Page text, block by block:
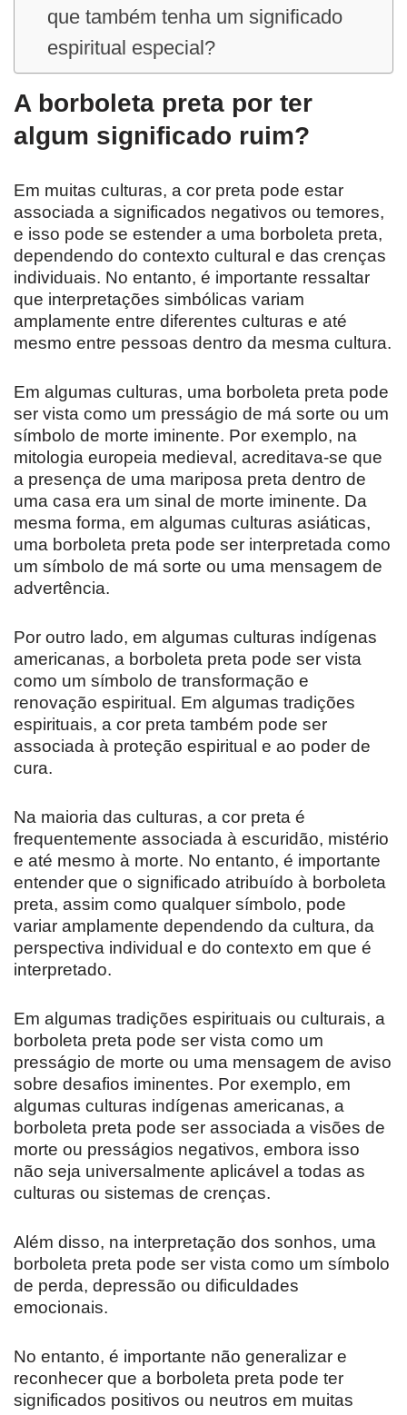
que também tenha um significado
espiritual especial?
A borboleta preta por ter
algum significado ruim?
Em muitas culturas, a cor preta pode estar
associada a significados negativos ou temores,
e isso pode se estender a uma borboleta preta,
dependendo do contexto cultural e das crenças
individuais. No entanto, é importante ressaltar
que interpretações simbólicas variam
amplamente entre diferentes culturas e até
mesmo entre pessoas dentro da mesma cultura.
Em algumas culturas, uma borboleta preta pode
ser vista como um presságio de má sorte ou um
símbolo de morte iminente. Por exemplo, na
mitologia europeia medieval, acreditava-se que
a presença de uma mariposa preta dentro de
uma casa era um sinal de morte iminente. Da
mesma forma, em algumas culturas asiáticas,
uma borboleta preta pode ser interpretada como
um símbolo de má sorte ou uma mensagem de
advertência.
Por outro lado, em algumas culturas indígenas
americanas, a borboleta preta pode ser vista
como um símbolo de transformação e
renovação espiritual. Em algumas tradições
espirituais, a cor preta também pode ser
associada à proteção espiritual e ao poder de
cura.
Na maioria das culturas, a cor preta é
frequentemente associada à escuridão, mistério
e até mesmo à morte. No entanto, é importante
entender que o significado atribuído à borboleta
preta, assim como qualquer símbolo, pode
variar amplamente dependendo da cultura, da
perspectiva individual e do contexto em que é
interpretado.
Em algumas tradições espirituais ou culturais, a
borboleta preta pode ser vista como um
presságio de morte ou uma mensagem de aviso
sobre desafios iminentes. Por exemplo, em
algumas culturas indígenas americanas, a
borboleta preta pode ser associada a visões de
morte ou presságios negativos, embora isso
não seja universalmente aplicável a todas as
culturas ou sistemas de crenças.
Além disso, na interpretação dos sonhos, uma
borboleta preta pode ser vista como um símbolo
de perda, depressão ou dificuldades
emocionais.
No entanto, é importante não generalizar e
reconhecer que a borboleta preta pode ter
significados positivos ou neutros em muitas